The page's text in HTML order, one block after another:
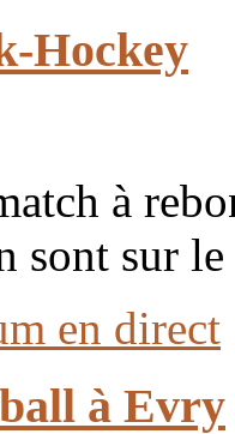
Hockey
à
sont sur
en direct
à Evry